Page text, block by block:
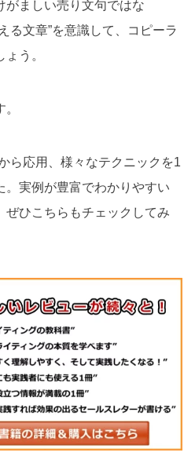
がましい売り文句ではな
る文章”を意識して、コピーラ
う。
ら応用、様々なテクニックを1
。実例が豊富でわかりやすい
ぜひこちらもチェックしてみ